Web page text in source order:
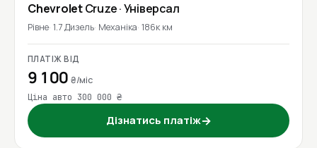
ChevroletCruze· Універсал
Рівне 1.7 Дизель Механіка 186к км
ПЛАТІЖ ВІД
9 100₴/міс
Ціна авто 300 000 ₴
Дізнатись платіж→